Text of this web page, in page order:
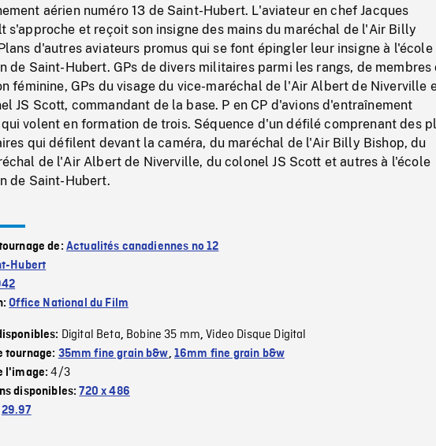
aérien numéro 13 de Saint-Hubert. L'aviateur en chef Jacques
s'approche et reçoit son insigne des mains du maréchal de l'Air Billy
d'autres aviateurs promus qui se font épingler leur insigne à l'école
de Saint-Hubert. GPs de divers militaires parmi les rangs, de membres
féminine, GPs du visage du vice-maréchal de l'Air Albert de Niverville
JS Scott, commandant de la base. P en CP d'avions d'entraînement
volent en formation de trois. Séquence d'un défilé comprenant des
qui défilent devant la caméra, du maréchal de l'Air Billy Bishop, du
de l'Air Albert de Niverville, du colonel JS Scott et autres à l'école
de Saint-Hubert.
de: Actualités canadiennes no 12
Hubert
Office National du Film
Digital Beta, Bobine 35 mm,Video Disque Digital
tournage: 35mm fine grain b&w, 16mm fine grain b&w
l'image:4/3
disponibles:720 x 486
29.97